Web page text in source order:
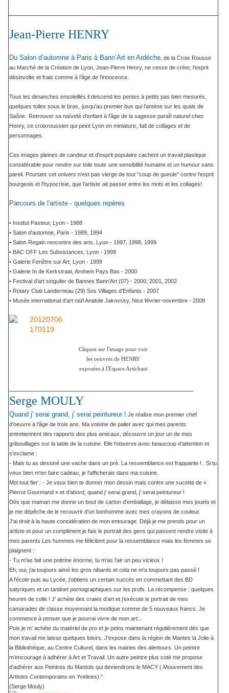
Jean-Pierre HENRY
Du Salon d’automne à Paris à Bann’Art en Ardèche , de la Croix Rousse
au Marché de la Création de Lyon, Jean-Pierre Henry, ne cesse de créer, l'esprit
désinvolte et frais comme à l'âge de l'innocence.
Tous les dimanches ensoleillés il descend les pentes à petits pas bien mesurés,
quelques toiles sous le bras,
jusqu'au premier bus qui l'amène sur les quais de
Saône.
Retrouver sa naïveté d'enfant à l'âge de la sagesse paraît naturel chez
Henry, ce croixroussien qui peint Lyon en miniature, fait de collages et de
personnages.
Ces images pleines de candeur et d'esprit populaire cachent un travail plastique
considérable pour rendre sur toile toute une sensibilité humaine et un humour sans
pareil. Pourtant cet univers n'est pas vierge de tout "coup de gueule" contre l'esprit
bourgeois et l'hypocrisie, que l'artiste ait passer entre les mots et les collages!
Parcours de l'artiste - quelques repères
• Institut Pasteur, Lyon - 1988
• Salon d'automne, Paris - 1989, 1994
• Salon Regain rencontre des arts, Lyon - 1997, 1998, 1999
• BAC OFF Les Subsistances, Lyon - 1999
• Galerie Fenêtre sur Art, Lyon - 1999
• Galerie In de Kerkstraat, Arnhem Pays Bas - 2000
• Festival d'art singulier de Bannes Bann'Art (07) - 2000, 2001, 2002
• Rotary Club Landerneau (29) Sos Villages d'Enfants - 2007
• Musée international d'art naïf Anatole Jakovsky, Nice février-novembre - 2008
Cliquez sur l'image pour voir
les oeuvres de HENRY
exposées à l'Espace Artichaut
Serge MOULY
Quand j' serai grand, j' serai peintureur ! Je réalise mon premier chef
d'oeuvre à l'âge de trois ans. Ma voisine de palier avec qui mes parents
entretiennent des rapports des plus amicaux, découvre un jour un de mes
gribouillages sur la table de la cuisine. Elle l'observe avec beaucoup d'attention et
s'exclame :
- Mais tu as dessiné une vache dans un pré. La ressemblance est frappante !.. Si tu
veux bien m'en faire cadeau, je l'afficherais dans ma cuisine.
Moi tout fier : - Je veux bien te donner mon dessin mais contre une sucette de «
Pierrot Gourmand » et d'abord, quand j' serai grand, j' serai peintureur !
Dès que maman me donne un bout de carton d'emballage, je délaisse mes jouets et
je me dépêche de le recouvrir d'un bonhomme avec mes crayons de couleur.
J'ai droit à la haute considération de mon entourage. Déjà je me prends pour un
artiste et pour un compliment je fais le portrait des gens qui passent rendre visite à
mes parents Les hommes me félicitent pour la ressemblance mais les femmes se
plaignent :
- Tu m'as fait une poitrine énorme, tu m'as l'air un peu vicieux !
Eh, oui, j'ai toujours aimé les gros nibards et cela ne m'a toujours pas passé !
A l'école puis au Lycée, j'obtiens un certain succès en commettant des BD
satyriques et un tantinet pornographiques sur les profs. La récompense : quelques
heures de colle ! J' achète des craies d'art et j'exécute le portrait de mes
camarades de classe moyennant la modique somme de 5 nouveaux francs. Je
commence à penser que je pourrai vivre de mon art...
Puis je m' achète du matériel de pro et je peins maintenant régulièrement dès que
mon travail me laisse quelques loisirs. J'expose dans la région de Mantes la Jolie à
la Bibliothèque, au Centre Culturel, dans les mairies des alentours. Un peintre
m'encourage à adhérer à Art et Travail. Un autre peintre plus coté me propose
d'adhérer aux Peintres du Mantois qui deviendrons le MACY ( Mouvement des
Artistes Contemporains en Yvelines)."
(Serge Mouly)